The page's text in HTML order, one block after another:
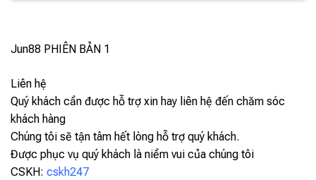
Jun88 PHIÊN BẢN 1
Liên hệ
Quý khách cần được hỗ trợ xin hay liên hệ đến chăm sóc
khách hàng
Chúng tôi sẽ tận tâm hết lòng hỗ trợ quý khách.
Được phục vụ quý khách là niềm vui của chúng tôi
CSKH: cskh247